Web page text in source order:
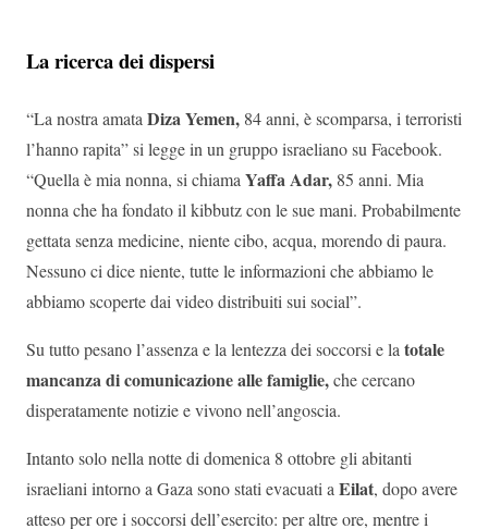
La ricerca dei dispersi
“La nostra amata Diza Yemen, 84 anni, è scomparsa, i terroristi
l’hanno rapita” si legge in un gruppo israeliano su Facebook.
“Quella è mia nonna, si chiama Yaffa Adar, 85 anni. Mia
nonna che ha fondato il kibbutz con le sue mani. Probabilmente
gettata senza medicine, niente cibo, acqua, morendo di paura.
Nessuno ci dice niente, tutte le informazioni che abbiamo le
abbiamo scoperte dai video distribuiti sui social”.
Su tutto pesano l’assenza e la lentezza dei soccorsi e la totale
mancanza di comunicazione alle famiglie,che cercano
disperatamente notizie e vivono nell’angoscia.
Intanto solo nella notte di domenica 8 ottobre gli abitanti
israeliani intorno a Gaza sono stati evacuati a Eilat, dopo avere
atteso per ore i soccorsi dell’esercito: per altre ore, mentre i